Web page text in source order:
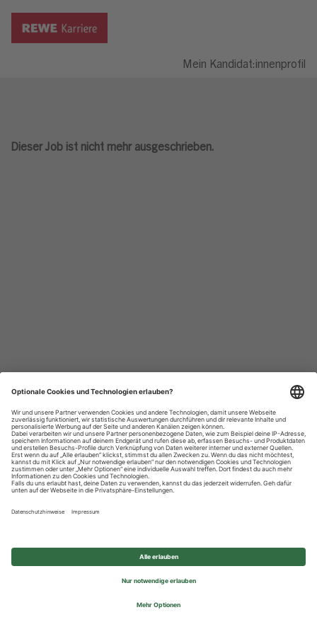
Mein Kandidat:innenprofil
Dieser Job ist nicht mehr ausgeschrieben.
Datenschutzhinweise
Impressum
Privatsphäre-Einstellungen
© 2026 REWE Group - All rights reserved